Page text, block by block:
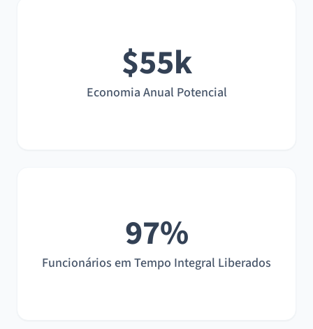
$55k
Economia Anual Potencial
97%
Funcionários em Tempo Integral Liberados